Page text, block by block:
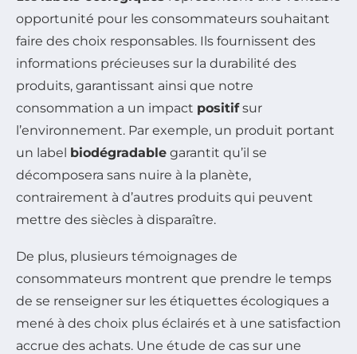
opportunité pour les consommateurs souhaitant
faire des choix responsables. Ils fournissent des
informations précieuses sur la durabilité des
produits, garantissant ainsi que notre
consommation a un impact positifsur
l’environnement. Par exemple, un produit portant
un label biodégradable garantit qu’il se
décomposera sans nuire à la planète,
contrairement à d’autres produits qui peuvent
mettre des siècles à disparaître.
De plus, plusieurs témoignages de
consommateurs montrent que prendre le temps
de se renseigner sur les étiquettes écologiques a
mené à des choix plus éclairés et à une satisfaction
accrue des achats. Une étude de cas sur une